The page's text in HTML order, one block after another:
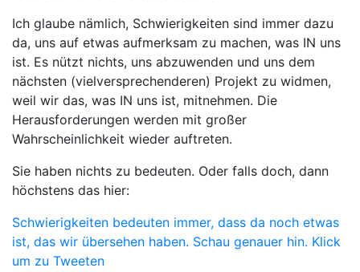
Ich glaube nämlich, Schwierigkeiten sind immer dazu
da, uns auf etwas aufmerksam zu machen, was IN uns
ist. Es nützt nichts, uns abzuwenden und uns dem
nächsten (vielversprechenderen) Projekt zu widmen,
weil wir das, was IN uns ist, mitnehmen. Die
Herausforderungen werden mit großer
Wahrscheinlichkeit wieder auftreten.
Sie haben nichts zu bedeuten. Oder falls doch, dann
höchstens das hier:
Schwierigkeiten bedeuten immer, dass da noch etwas
ist, das wir übersehen haben. Schau genauer hin. Klick
um zu Tweeten